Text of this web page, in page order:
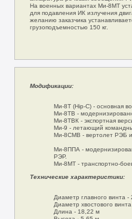
На военных вариантах Ми-8МТ
для подавления ИК излучения
желанию заказчика
грузоподъемностью 150 кг.
Модификации:
Ми-8Т (Hip-C) - основная
Ми-8ТВ -
Ми-8ТВК - экспортная
Ми-9 - летающий
Ми-8СМВ - вертолет РЭБ
Ми-8ППА -
РЭР.
Ми-8МТ - транспортно-
Технические характеристики:
Диаметр главного винта -
Диаметр хвостового
Длина - 18,22 м